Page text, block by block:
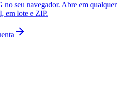
no seu navegador. Abre em qualquer
em lote e ZIP.